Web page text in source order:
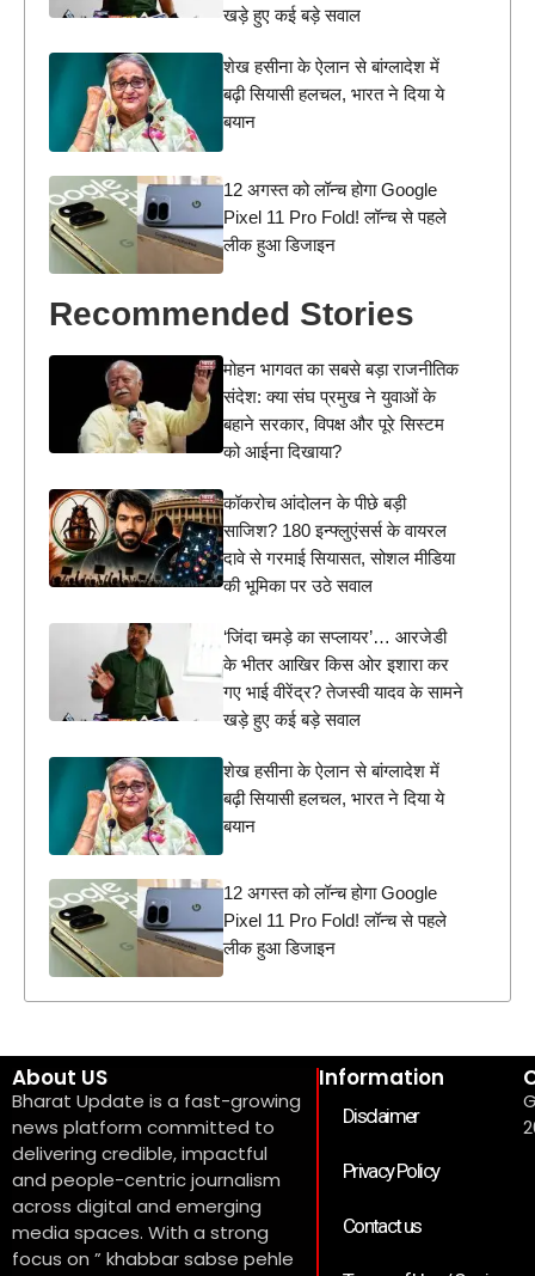
खड़े हुए कई बड़े सवाल
शेख हसीना के ऐलान से बांग्लादेश में
बढ़ी सियासी हलचल, भारत ने दिया ये
बयान
12 अगस्त को लॉन्च होगा Google
Pixel 11 Pro Fold! लॉन्च से पहले
लीक हुआ डिजाइन
Recommended Stories
मोहन भागवत का सबसे बड़ा राजनीतिक
संदेश: क्या संघ प्रमुख ने युवाओं के
बहाने सरकार, विपक्ष और पूरे सिस्टम
को आईना दिखाया?
कॉकरोच आंदोलन के पीछे बड़ी
साजिश? 180 इन्फ्लुएंसर्स के वायरल
दावे से गरमाई सियासत, सोशल मीडिया
की भूमिका पर उठे सवाल
‘जिंदा चमड़े का सप्लायर’… आरजेडी
के भीतर आखिर किस ओर इशारा कर
गए भाई वीरेंद्र? तेजस्वी यादव के सामने
खड़े हुए कई बड़े सवाल
शेख हसीना के ऐलान से बांग्लादेश में
बढ़ी सियासी हलचल, भारत ने दिया ये
बयान
12 अगस्त को लॉन्च होगा Google
Pixel 11 Pro Fold! लॉन्च से पहले
लीक हुआ डिजाइन
About US
Bharat Update is a fast-growing
news platform committed to
delivering credible, impactful
and people-centric journalism
across digital and emerging
media spaces. With a strong
focus on ” khabbar sabse pehle
Information
Disclaimer
Privacy Policy
Contact us